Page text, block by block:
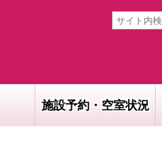
施設予約・空室状況